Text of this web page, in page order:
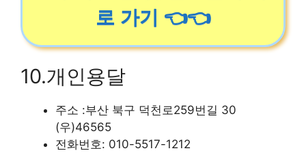
로 가기 👈👈
10.개인용달
주소 :부산 북구 덕천로259번길 30
(우)46565
전화번호: 010-5517-1212